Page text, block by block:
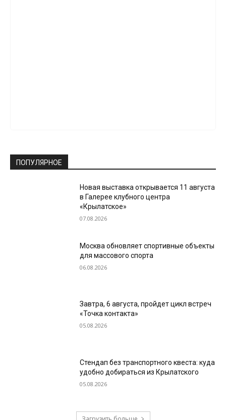
ПОПУЛЯРНОЕ
Новая выставка открывается 11 августа
в Галерее клубного центра
«Крылатское»
07.08.2026
Москва обновляет спортивные объекты
для массового спорта
06.08.2026
Завтра, 6 августа, пройдет цикл встреч
«Точка контакта»
05.08.2026
Стендап без транспортного квеста: куда
удобно добираться из Крылатского
05.08.2026